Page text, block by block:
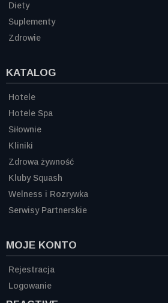
Diety
Suplementy
Zdrowie
KATALOG
Hotele
Hotele Spa
Siłownie
Kliniki
Zdrowa żywność
Kluby Squash
Welness i Rozrywka
Serwisy Partnerskie
MOJE KONTO
Rejestracja
Logowanie